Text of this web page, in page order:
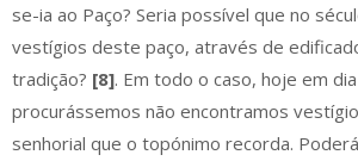
se-ia ao Paço? Seria possível que no
vestígios deste paço, através de
tradição? [8]. Em todo o caso, hoje em
procurássemos não encontramos
senhorial que o topónimo recorda.